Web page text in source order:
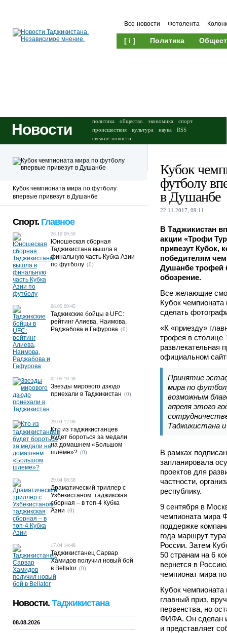
Все новости Фотолента
[ i ] Политика
Новости политика общество экономика
спорт
происшествия
культура наука
RSS
свежие новости
Кубок
футболу
в Душанбе
22.11.2017, 09:11
В Таджикистан
акции «Трофи
привезут Кубок,
победителям
Душанбе трофей
обозрение.
Все желающие
Кубок
сделать
«К «приезду»
трофея в столице
развлекательная
официальном
Принятие
мира по
возможным
апреля этого
Таджикистана
В рамках
запланировала
проектов для
частности,
республику.
9 сентября в
чемпионата мира
поддержке
года маршрут
России. Затем
50 странам на 6
вернется в
чемпионат мира
Кубок
главный приз,
первенства, но
ФИФА. Он сделан
и представляет
Кубок чемпионата мира по футболу
впервые привезут в Душанбе
Спорт. Главное
28.10 09:59
Юношеская сборная
Таджикистана вышла в
финальную часть Кубка Азии
по футболу (0)
08.05 09:45
Таджикские бойцы в UFC:
рейтинг Алиева, Наимова,
Раджабова и Гафурова (0)
02.05 10:48
Звезды мирового дзюдо
приехали в Таджикистан (0)
29.04 12:06
Кто из таджикистанцев
будет бороться за медали
на домашнем «Большом
шлеме»? (0)
29.04 08:58
Драматический триллер с
Узбекистаном: таджикская
сборная – в топ-4 Кубка
Азии (0)
17.04 14:48
Таджикистанец Сарвар
Хамидов получил новый бой
в Bellator (0)
Новости. Таджикистана
08.08.2026